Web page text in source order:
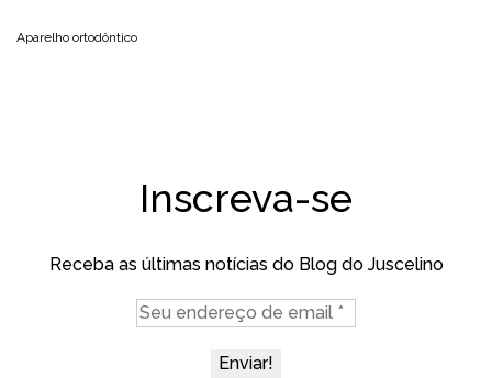
Aparelho ortodôntico
Inscreva-se
Receba as últimas notícias do Blog do Juscelino